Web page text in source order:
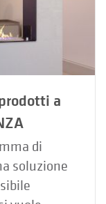
a
di
soluzione